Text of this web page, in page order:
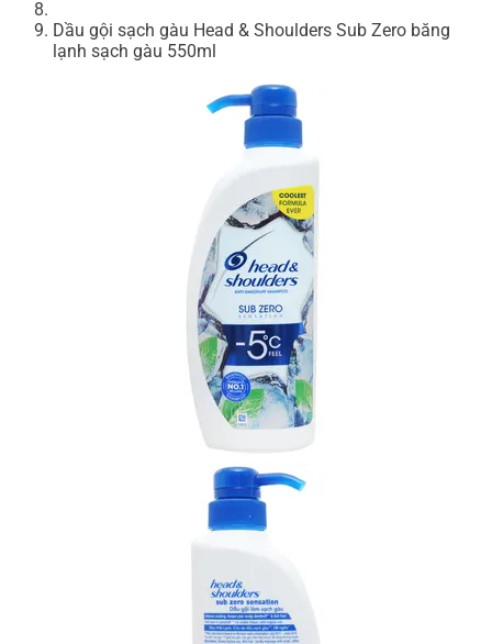
Dầu gội sạch gàu Head & Shoulders Sub Zero băng
lạnh sạch gàu 550ml